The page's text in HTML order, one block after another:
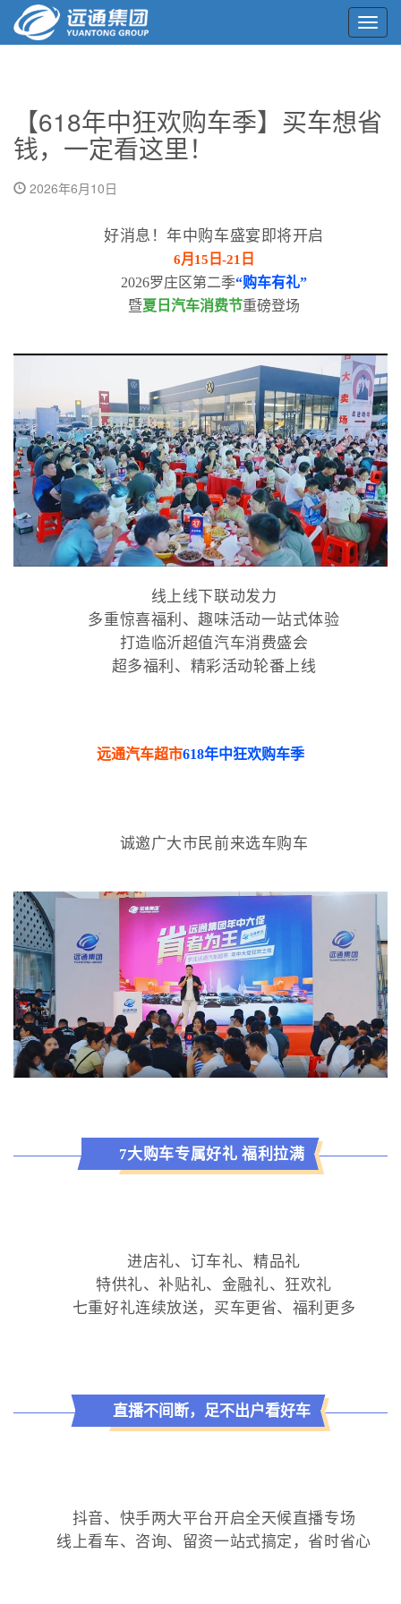
【618年中狂欢购车季】买车想省
钱，一定看这里！
2026年6月10日
好消息！年中购车盛宴即将开启
6月15日-21日
2026罗庄区第二季“购车有礼”
暨夏日汽车消费节重磅登场
线上线下联动发力
多重惊喜福利、趣味活动一站式体验
打造临沂超值汽车消费盛会
超多福利、精彩活动轮番上线
远通汽车超市618年中狂欢购车季
诚邀广大市民前来选车购车
7大购车专属好礼 福利拉满
进店礼、订车礼、精品礼
特供礼、补贴礼、金融礼、狂欢礼
七重好礼连续放送，买车更省、福利更多
直播不间断，足不出户看好车
抖音、快手两大平台开启全天候直播专场
线上看车、咨询、留资一站式搞定，省时省心